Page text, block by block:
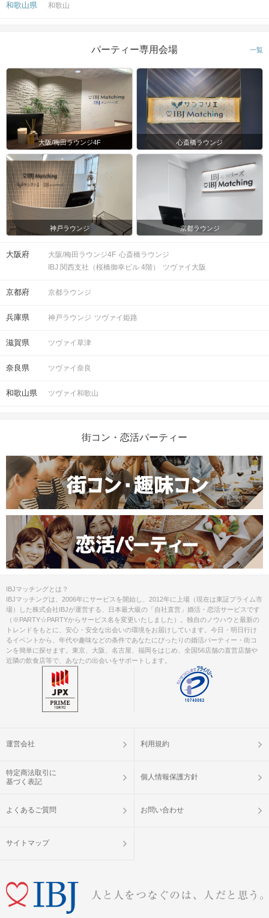
和歌山県 和歌山
パーティー専用会場 一覧
大阪/梅田ラウンジ4F 心斎橋ラウンジ
神戸ラウンジ 京都ラウンジ
大阪府 大阪/梅田ラウンジ4F 心斎橋ラウンジ
IBJ 関西支社（桜橋御幸ビル 4階）
ツヴァイ大阪
京都府 京都ラウンジ
兵庫県 神戸ラウンジ ツヴァイ姫路
滋賀県 ツヴァイ草津
奈良県 ツヴァイ奈良
和歌山県 ツヴァイ和歌山
街コン・恋活パーティー
IBJマッチングとは？
IBJマッチングは、2006年にサービスを開始し、2012年に上場（現在は東証プライム市
場）した株式会社IBJが運営する、日本最大級の「自社直営」婚活・恋活サービスです
（※PARTY☆PARTYからサービス名を変更いたしました）。独自のノウハウと最新の
トレンドをもとに、安心・安全な出会いの環境をお届けしています。今日・明日行け
るイベントから、年代や趣味などの条件であなたにぴったりの婚活パーティー・街コ
ンを簡単に探せます。東京、大阪、名古屋、福岡をはじめ、全国56店舗の直営店舗や
近隣の飲食店等で、あなたの出会いをサポートします。
運営会社 利用規約
特定商法取引に
基づく表記
個人情報保護方針
よくあるご質問 お問い合わせ
サイトマップ